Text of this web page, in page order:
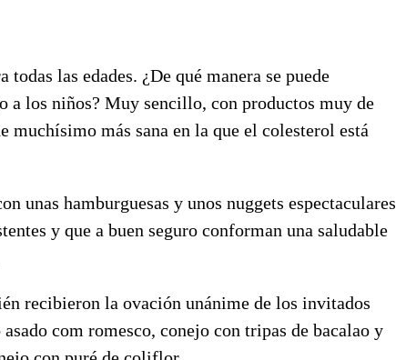
todas las edades. ¿De qué manera se puede
a los niños? Muy sencillo, con productos muy de
muchísimo más sana en la que el colesterol está
unas hamburguesas y unos nuggets espectaculares
y que a buen seguro conforman una saludable
recibieron la ovación unánime de los invitados
com romesco, conejo con tripas de bacalao y